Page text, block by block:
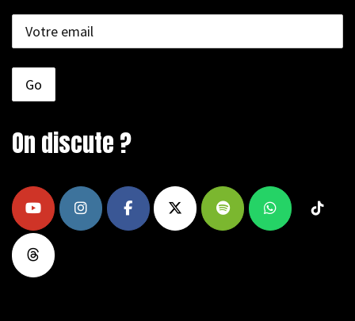
On discute ?